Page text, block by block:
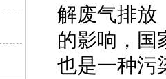
解废气排放
的影响，国
也是一种污